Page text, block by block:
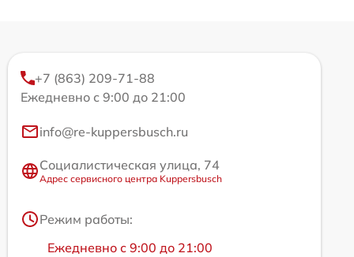
+7 (863) 209-71-88
Ежедневно с 9:00 до 21:00
info@re-kuppersbusch.ru
Социалистическая улица, 74
Адрес сервисного центра Kuppersbusch
Режим работы:
Ежедневно с 9:00 до 21:00